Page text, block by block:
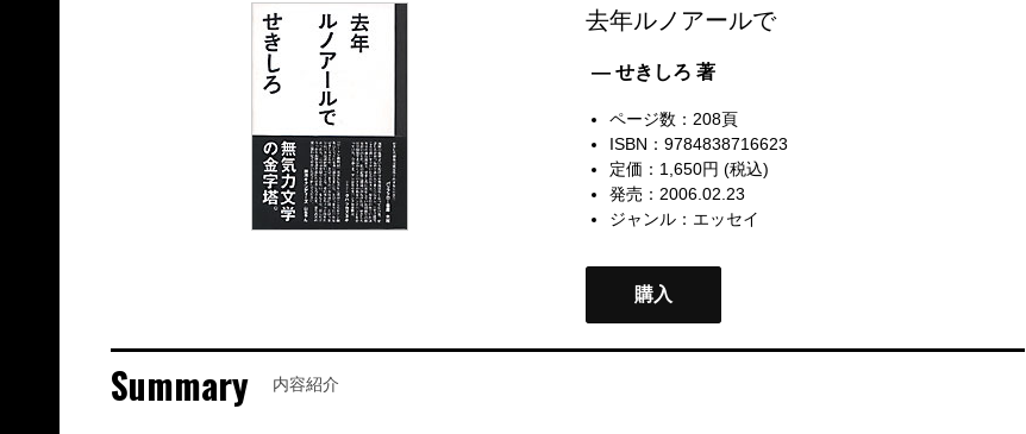
去年ルノアールで
— せきしろ 著
ページ数：208頁
ISBN：9784838716623
定価：1,650円 (税込)
発売：2006.02.23
ジャンル： エッセイ
購入
Summary 内容紹介